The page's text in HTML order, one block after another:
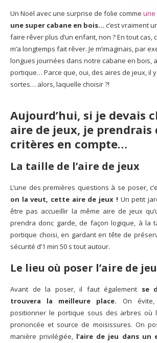
Un Noël avec une surprise de folie comme une
une super cabane en bois… c’est vraiment
faire rêver plus d’un enfant, non ? En tout cas,
m’a longtemps fait rêver. Je m’imaginais, par
longues journées dans notre cabane en bois,
portique… Parce que, oui, des aires de jeux, il
sortes… alors, laquelle choisir ?!
Aujourd’hui, si je devais
aire de jeux, je prendrais
critères en compte…
La taille de l’aire de jeux
L’une des premières questions à se poser,
on la veut, cette aire de jeux ! Un petit
être pas accueillir la même aire de jeux
prendra donc garde, de façon logique, à la
portique choisi, en gardant en tête de
sécurité d’1 min 50 s tout autour.
Le lieu où poser l’aire de
Avant de la poser, il faut également se
trouvera la meilleure place. On
positionner le portique sous des arbres où
prononcée et source de moisissures. On
manière privilégiée, l’aire de jeu dans un